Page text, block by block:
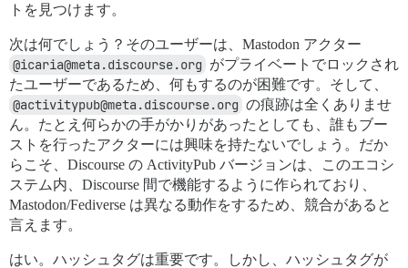
トを見つけます。
次は何でしょう？そのユーザーは、Mastodon アクター
@icaria@meta.discourse.org がプライベートでロックされ
たユーザーであるため、何もするのが困難です。そして、
@activitypub@meta.discourse.org の痕跡は全くありませ
ん。たとえ何らかの手がかりがあったとしても、誰もブー
ストを行ったアクターには興味を持たないでしょう。だか
らこそ、Discourse の ActivityPub バージョンは、このエコシ
ステム内、Discourse 間で機能するように作られており、
Mastodon/Fediverse は異なる動作をするため、競合があると
言えます。
はい。ハッシュタグは重要です。しかし、ハッシュタグが